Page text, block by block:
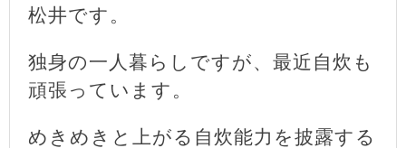
松井です。
独身の一人暮らしですが、最近自炊も
頑張っています。
めきめきと上がる自炊能力を披露する